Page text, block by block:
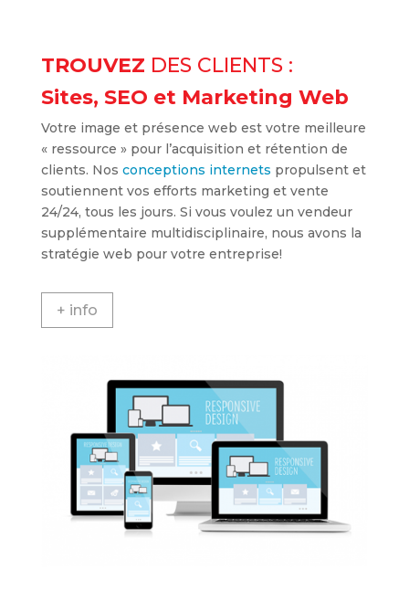
TROUVEZ DES CLIENTS :
Sites, SEO et Marketing Web
Votre image et présence web est votre meilleure
« ressource » pour l’acquisition et rétention de
clients. Nos conceptions internets propulsent et
soutiennent vos efforts marketing et vente
24/24, tous les jours. Si vous voulez un vendeur
supplémentaire multidisciplinaire, nous avons la
stratégie web pour votre entreprise!
+ info